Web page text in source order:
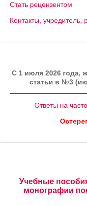
Стать рецензентом
Контакты, учредитель,
C 1 июля 2026 года,
статьи в №3
Ответы на
Учебные
монографии